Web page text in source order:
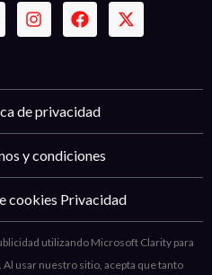
de privacidad
y condiciones
cookies Privacidad
utilizando Microsoft Clarity para
usar nuestro sitio, acepta que tanto